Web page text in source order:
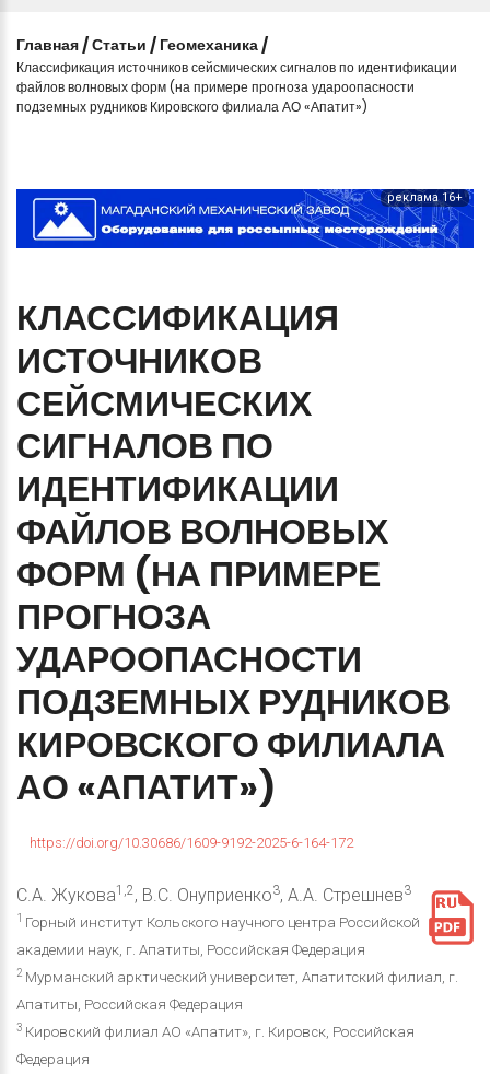
Главная /Статьи / Геомеханика /
Классификация источников сейсмических сигналов по идентификации
файлов волновых форм (на примере прогноза удароопасности
подземных рудников Кировского филиала АО «Апатит»)
реклама 16+
КЛАССИФИКАЦИЯ
ИСТОЧНИКОВ
СЕЙСМИЧЕСКИХ
СИГНАЛОВ ПО
ИДЕНТИФИКАЦИИ
ФАЙЛОВ ВОЛНОВЫХ
ФОРМ (НА ПРИМЕРЕ
ПРОГНОЗА
УДАРООПАСНОСТИ
ПОДЗЕМНЫХ РУДНИКОВ
КИРОВСКОГО ФИЛИАЛА
АО «АПАТИТ»)
https://doi.org/10.30686/1609-9192-2025-6-164-172
С.А. Жукова1,2, В.С. Онуприенко3, А.А. Стрешнев3
1 Горный институт Кольского научного центра Российской
академии наук, г. Апатиты, Российская Федерация
2 Мурманский арктический университет, Апатитский филиал, г.
Апатиты, Российская Федерация
3 Кировский филиал АО «Апатит», г. Кировск, Российская
Федерация